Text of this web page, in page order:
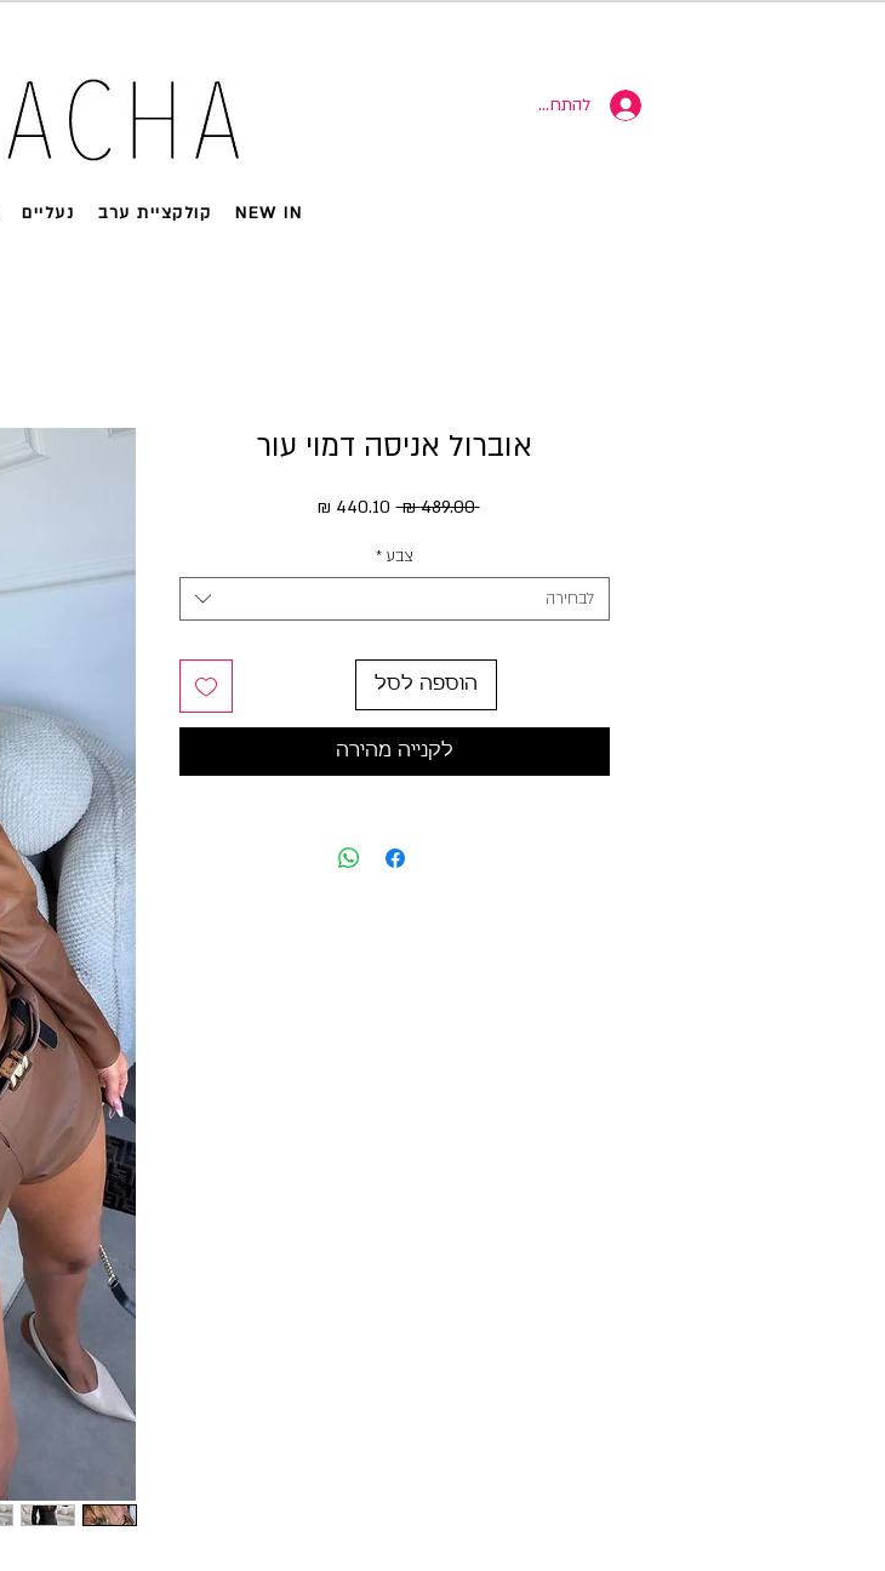
להתחברות
NEW IN קולקציית ערב נעליים
אוברול אניסה דמוי עור
‏489.00 ‏₪ מחיר רגיל
צבע *
לבחירה
הוספה לסל
לקנייה מהירה